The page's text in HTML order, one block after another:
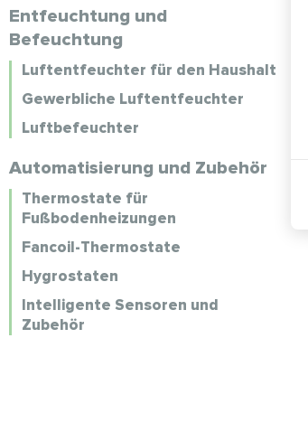
Entfeuchtung und
Befeuchtung
Luftentfeuchter für den Haushalt
Gewerbliche Luftentfeuchter
Luftbefeuchter
Automatisierung und Zubehör
Thermostate für
Fußbodenheizungen
Fancoil-Thermostate
Hygrostaten
Intelligente Sensoren und
Zubehör